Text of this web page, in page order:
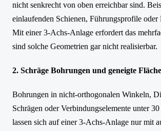
nicht senkrecht von oben erreichbar sind.
einlaufenden Schienen, Führungsprofile
Mit einer 3-Achs-Anlage erfordert das
sind solche Geometrien gar nicht realisierbar.
2. Schräge Bohrungen und geneigte
Bohrungen in nicht-orthogonalen Winkeln,
Schrägen oder Verbindungselemente unter
lassen sich auf einer 3-Achs-Anlage nur mit